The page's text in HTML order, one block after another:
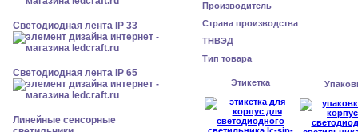
Светодиодная лента IP 33
Светодиодная лента IP 65
Линейные сенсорные
Производитель
Страна производства
ТНВЭД
Тип товара
Этикетка